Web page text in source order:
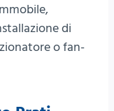
di
o fan-